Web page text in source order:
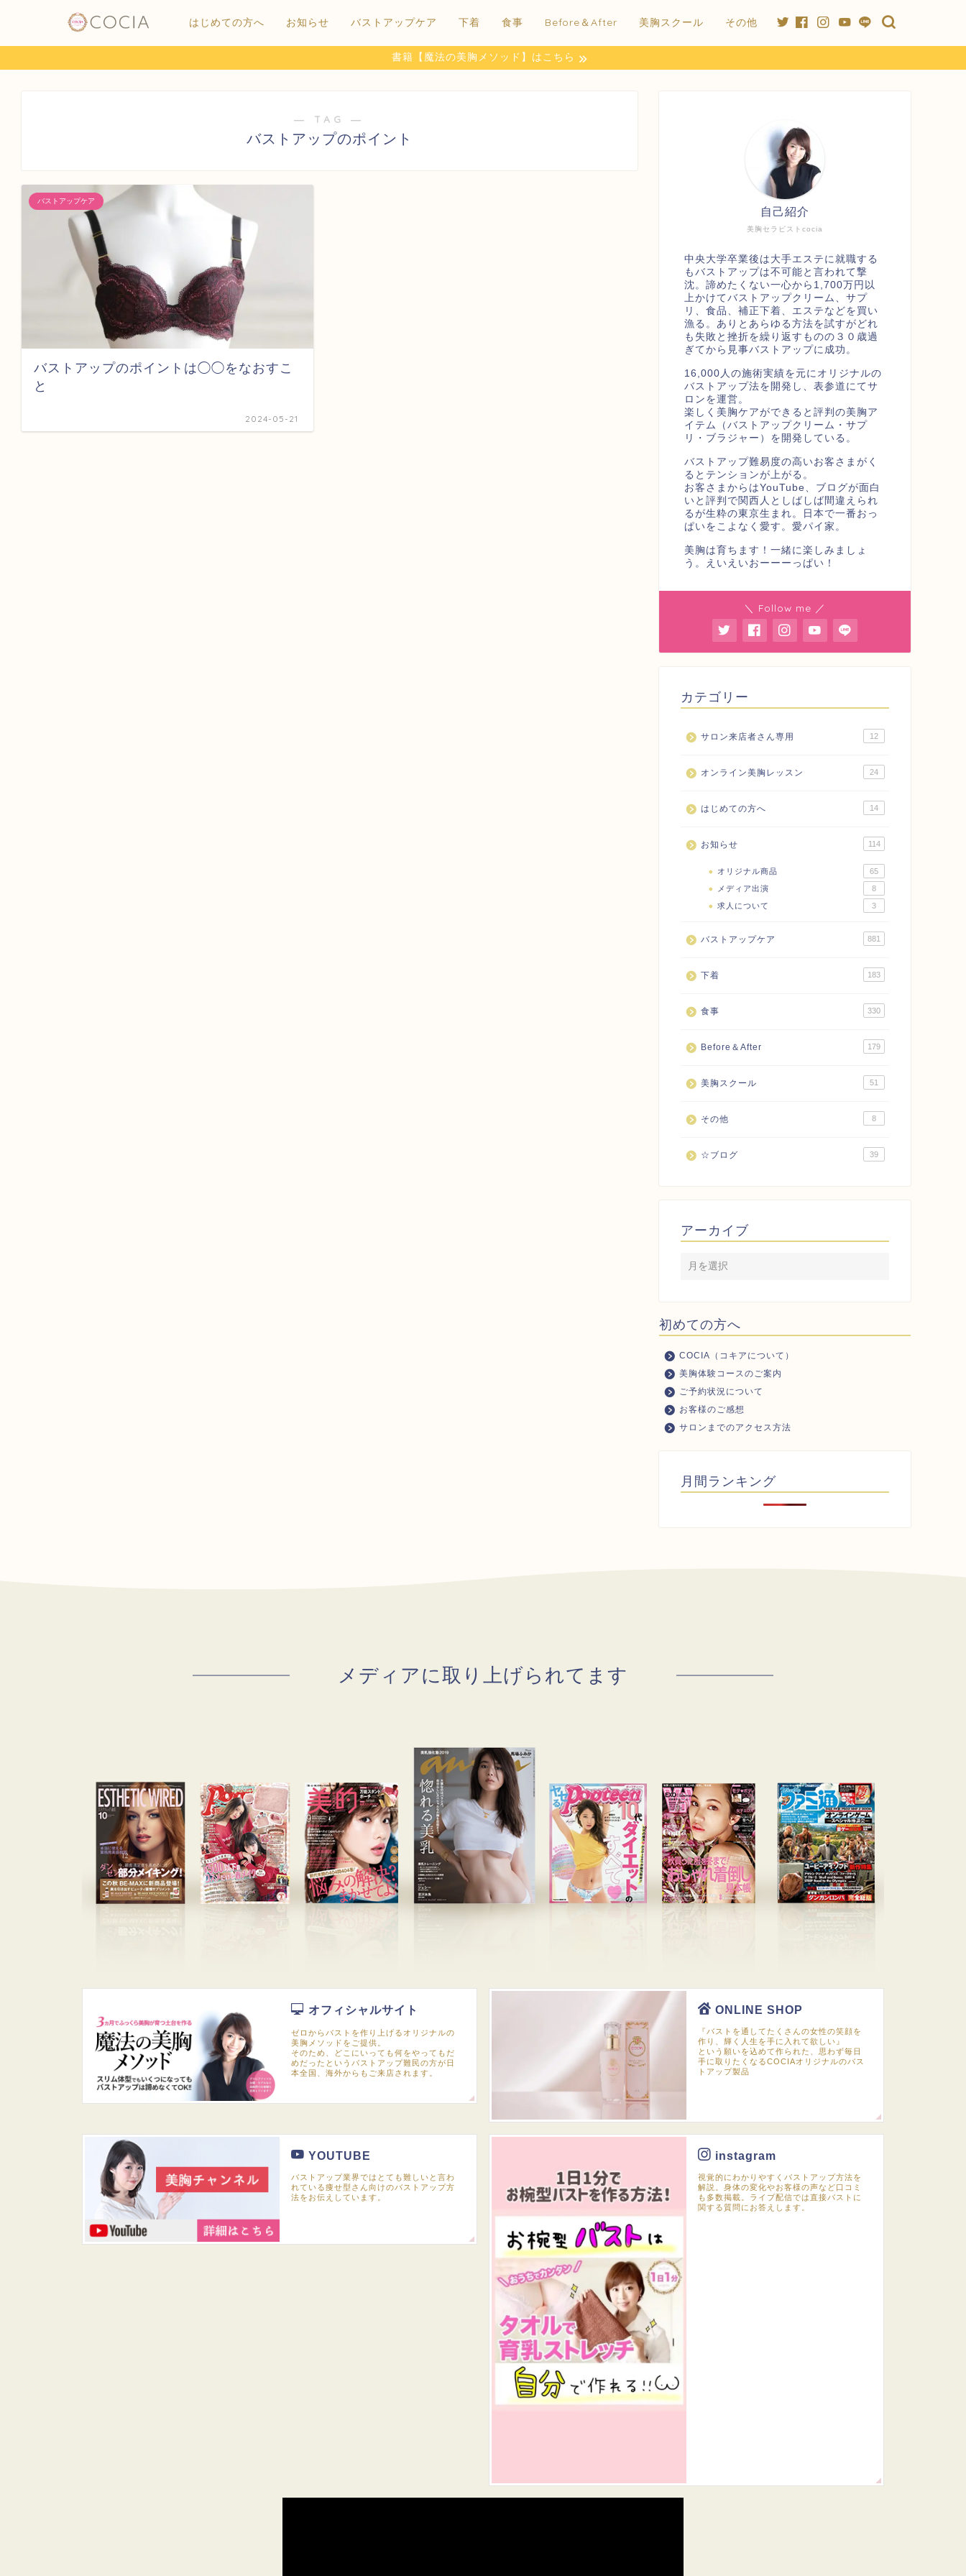
はじめての方へ お知らせ バストアップケア 下着 食事 Before＆After 美胸スクール その他
書籍【魔法の美胸メソッド】はこちら
― TAG ―
バストアップのポイント
バストアップケア
バストアップのポイントは◯◯をなおすこ
と
2024-05-21
美胸セラピストcocia
自己紹介
中央大学卒業後は大手エステに就職する
もバストアップは不可能と言われて撃
沈。諦めたくない一心から1,700万円以
上かけてバストアップクリーム、サプ
リ、食品、補正下着、エステなどを買い
漁る。ありとあらゆる方法を試すがどれ
も失敗と挫折を繰り返すものの３０歳過
ぎてから見事バストアップに成功。
16,000人の施術実績を元にオリジナルの
バストアップ法を開発し、表参道にてサ
ロンを運営。
楽しく美胸ケアができると評判の美胸ア
イテム（バストアップクリーム・サプ
リ・ブラジャー）を開発している。
バストアップ難易度の高いお客さまがく
るとテンションが上がる。
お客さまからはYouTube、ブログが面白
いと評判で関西人としばしば間違えられ
るが生粋の東京生まれ。日本で一番おっ
ぱいをこよなく愛す。愛パイ家。
美胸は育ちます！一緒に楽しみましょ
う。えいえいおーーーっぱい！
＼ Follow me ／
カテゴリー
サロン来店者さん専用 12
オンライン美胸レッスン 24
はじめての方へ 14
お知らせ 114
オリジナル商品
65
メディア出演
8
求人について
3
バストアップケア 881
下着 183
食事 330
Before＆After 179
美胸スクール 51
その他 8
☆ブログ 39
アーカイブ
初めての方へ
COCIA（コキアについて）
美胸体験コースのご案内
ご予約状況について
お客様のご感想
サロンまでのアクセス方法
月間ランキング
メディアに取り上げられてます
オフィシャルサイト
ゼロからバストを作り上げるオリジナルの
美胸メソッドをご提供。
そのため、どこにいっても何をやってもだ
めだったというバストアップ難民の方が日
本全国、海外からもご来店されます。
ONLINE SHOP
『バストを通してたくさんの女性の笑顔を
作り、輝く人生を手に入れて欲しい』
という願いを込めて作られた、思わず毎日
手に取りたくなるCOCIAオリジナルのバス
トアップ製品
YOUTUBE
バストアップ業界ではとても難しいと言わ
れている痩せ型さん向けのバストアップ方
法をお伝えしています。
instagram
視覚的にわかりやすくバストアップ方法を
解説。身体の変化やお客様の声など口コミ
も多数掲載。ライブ配信では直接バストに
関する質問にお答えします。